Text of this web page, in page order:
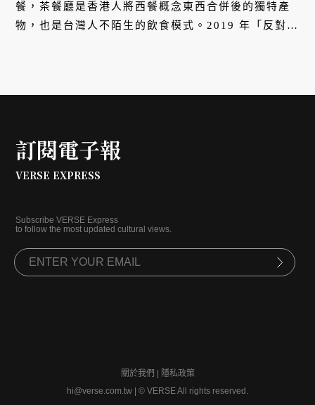
餐，茶餐廳是香港人將西餐概念東西合併後的獨特產
物，也是台灣人不陌生的飲食模式。2019 年「反對
訂閱電子報
VERSE EXPRESS
Subscribe VERSE Express
to follow the most updated cultural views.
關於我們
隱私政策
hi@verse.com.tw
© VERSE All rights reserved.